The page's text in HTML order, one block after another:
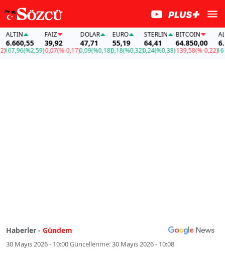
(%2,59)
FAİZ
39,92
-0,07(%-0,17)
DOLAR
47,71
0,09(%0,18)
EURO
55,19
0,18(%0,32)
STERLIN
64,41
0,24(%0,38)
BITCOIN
64.850,00
-139,58(%-0,22)
Haberler - Gündem
30 Mayıs 2026 - 10:00Güncellenme:30 Mayıs 2026 - 10:08